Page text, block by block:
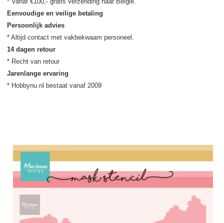
Eenvoudige en veilige betaling
Persoonlijk advies
14 dagen retour
Jarenlange ervaring
* Hobbynu.nl bestaat vanaf 2009